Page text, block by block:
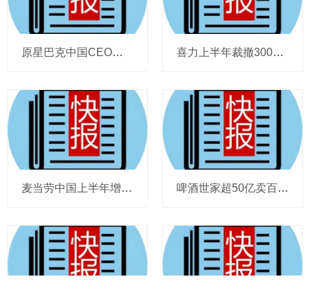
原星巴克中国CEO蔡德粦掌舵恒隆，百胜中国完成必胜客内地所有权收购，泸溪河迎来反转，帝亚吉欧裁减岗位计划发布，秋天第一杯奶茶爆单 喜力上半年裁撤3000岗位，太古可口可乐总裁说饮料品类增长态势良好，华润饮料下半年要打三场关键战役，帝亚吉欧新帅努力应对白酒市场影响
麦当劳中国上半年增至8114家，达能CEO称现阶段更具进攻性，“小酒馆”海伦司盈警，现代牧业完成收购中国圣牧股权，茶颜悦色合肥首店开业 啤酒世家超50亿卖百威集团股份，宗庆后之子任新公司董事长，FIVE GUYS明年重点加密北京，三只松鼠华南总部入驻佛山，达能完成阿根廷合资